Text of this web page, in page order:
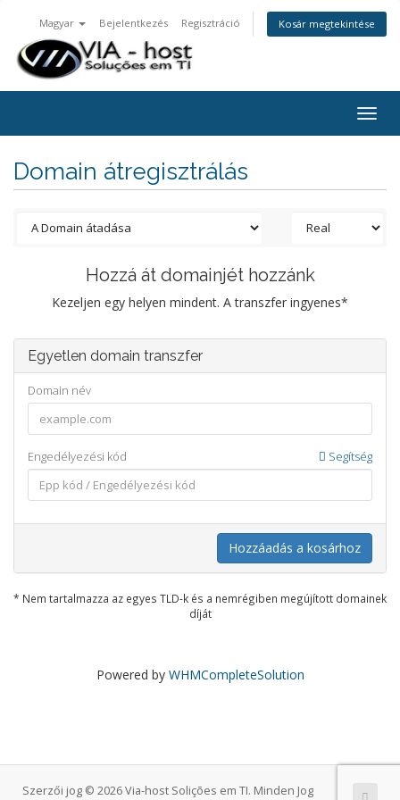
Magyar Bejelentkezés Regisztráció Kosár megtekintése
Domain átregisztrálás
Hozzá át domainjét hozzánk
Kezeljen egy helyen mindent. A transzfer ingyenes*
Egyetlen domain transzfer
Domain név
Engedélyezési kód Segítség
Hozzáadás a kosárhoz
* Nem tartalmazza az egyes TLD-k és a nemrégiben megújított domainek
díját
Powered by WHMCompleteSolution
Szerzői jog © 2026 Via-host Solições em TI. Minden Jog